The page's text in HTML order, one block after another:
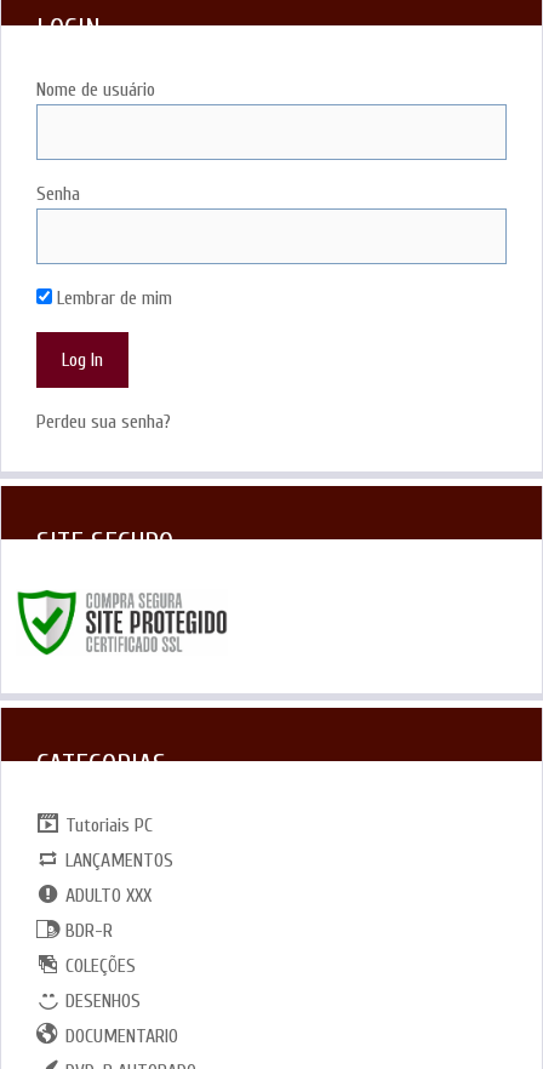
LOGIN
Nome de usuário
Senha
Lembrar de mim
Perdeu sua senha?
SITE SEGURO
CATEGORIAS
Tutoriais PC
LANÇAMENTOS
ADULTO XXX
BDR-R
COLEÇÕES
DESENHOS
DOCUMENTARIO